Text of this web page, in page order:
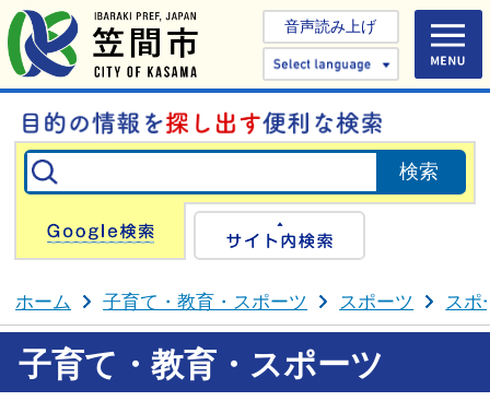
音声読み上げ
Select
Google検索
ホーム 子育て・教育・スポーツ スポーツ スポ
子育て・教育・スポーツ